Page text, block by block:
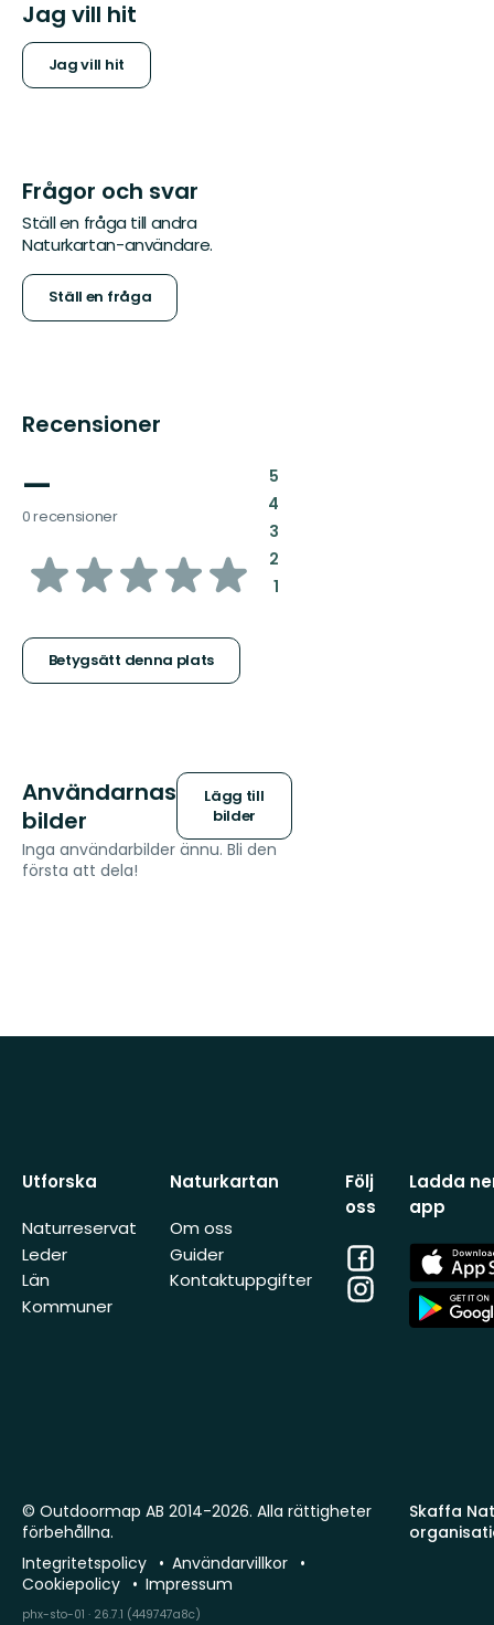
Jag vill hit
Jag vill hit
Frågor och svar
Ställ en fråga till andra
Naturkartan-användare.
Ställ en fråga
Recensioner
—
0 recensioner
av
stjärnor
Betygsätt denna plats
5:
4:
3:
2:
1:
Användarnas
bilder
Lägg till
bilder
Inga användarbilder ännu. Bli den
första att dela!
Utforska
Naturreservat
Leder
Län
Kommuner
Naturkartan
Om oss
Guider
Kontaktuppgifter
Följ
oss
Facebook
Instagram
Ladda
app
App
Store
App
Store
Skaffa
© Outdoormap AB 2014-2026. Alla rättigheter
förbehållna.
Integritetspolicy
Användarvillkor
Cookiepolicy
Impressum
phx-sto-01 · 26.7.1 (449747a8c)